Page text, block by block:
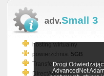
Drogi
AdvancedNet
adv.Small 3
hosting wirtualny
powierzchnia: 5GB
Transfer miesięczny:bez
DirectAdmin PL